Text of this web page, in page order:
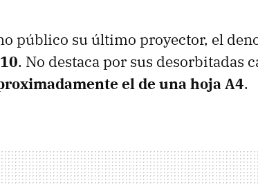
público su último proyector, el
. No destaca por sus desorbitadas
el de una hoja A4.